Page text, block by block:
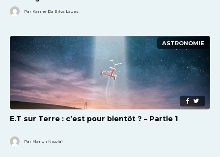
Par Karine Da Silva Lages
ASTRONOMIE
E.T sur Terre : c’est pour bientôt ? – Partie 1
Par Manon Nicolaï